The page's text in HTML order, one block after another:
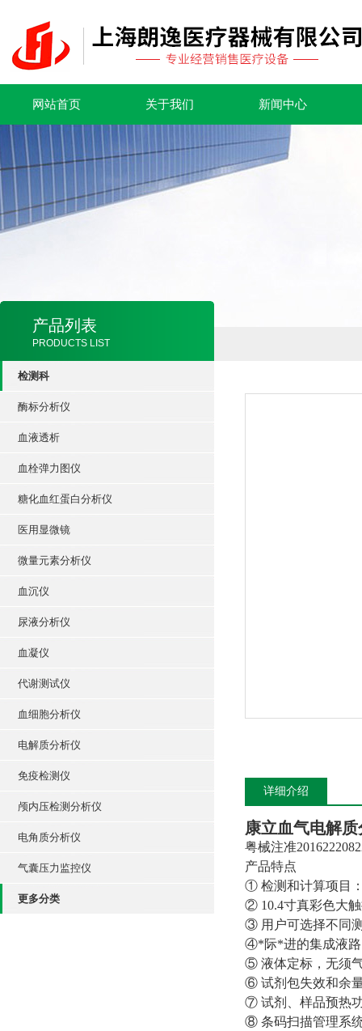
网站首页 关于我们 新闻中心
产品列表
PRODUCTS LIST
检测科
酶标分析仪
血液透析
血栓弹力图仪
糖化血红蛋白分析仪
医用显微镜
微量元素分析仪
血沉仪
尿液分析仪
血凝仪
代谢测试仪
血细胞分析仪
电解质分析仪
免疫检测仪
颅内压检测分析仪
电角质分析仪
气囊压力监控仪
更多分类
详细介绍
康立血气电解
粤械注准
产品特点
① 检测和计算项目
② 10.4寸真彩色大
③ 用户可选择不同
④*际*进的集成液路
⑤ 液体定标，无须
⑥ 试剂包失效和余
⑦ 试剂、样品预热
⑧ 条码扫描管理系